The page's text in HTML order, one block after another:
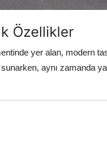
Özellikler
yer alan, modern
aynı zamanda